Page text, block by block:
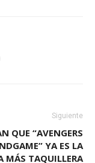
Siguiente
QUE “AVENGERS
YA ES LA
MÁS TAQUILLERA